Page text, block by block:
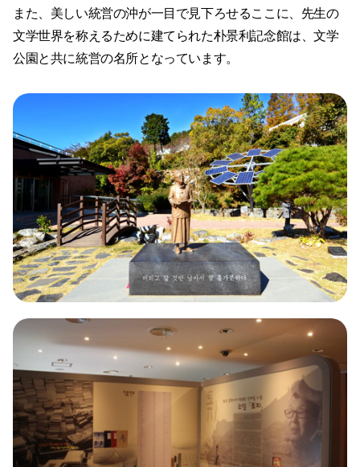
また、美しい統営の沖が一目で見下ろせるここに、先生の
文学世界を称えるために建てられた朴景利記念館は、文学
公園と共に統営の名所となっています。